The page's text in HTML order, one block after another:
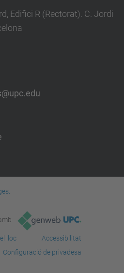
Edifici R (Rectorat). C. Jordi
lloc
Accessibilitat
Configuració de privadesa